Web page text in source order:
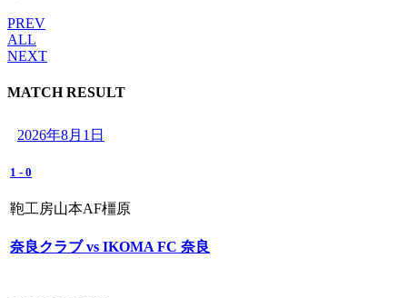
PREV
ALL
NEXT
MATCH RESULT
2026年8月1日
1 - 0
鞄工房山本AF橿原
奈良クラブ vs IKOMA FC 奈良